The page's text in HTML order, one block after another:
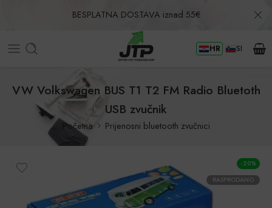
BESPLATNA DOSTAVA iznad 55€
Povrat u roku od 30 dana! HR SI
VW Volkswagen BUS T1 T2 FM Radio Bluetoth
USB zvučnik
Početna Prijenosni bluetooth zvučnici
-20%
RASPRODANO